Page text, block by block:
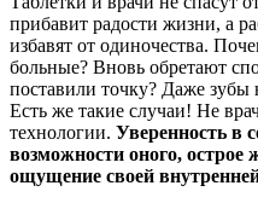
прибавит радости жизни, а
избавят от одиночества.
больные? Вновь обретают
поставили точку? Даже
Есть же такие случаи! Не
технологии. Уверенность в
возможности оного,
ощущение своей